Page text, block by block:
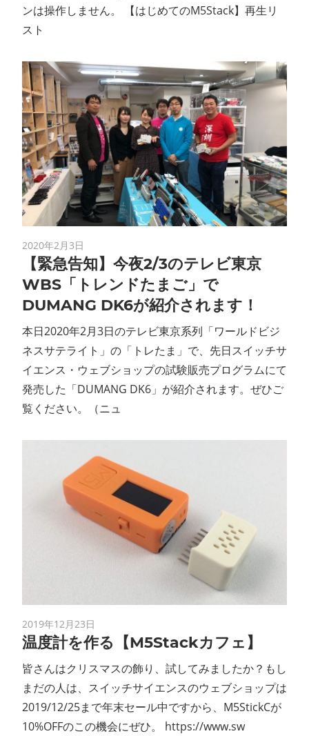
ンは操作しません。 【はじめてのM5Stack】再生リ
スト
2020年2月3日
【緊急告知】今夜2/3のテレビ東京
WBS「トレンドたまご」で
DUMANG DK6が紹介されます！
本日2020年2月3日のテレビ東京系列「ワールドビジ
ネスサテライト」の「トレたま」で、先日スイッチサ
イエンス・ウェブショップの試験販売プログラムにて
発売した「DUMANG DK6」が紹介されます。ぜひご
覧ください。（ニュ
2019年12月23日
温度計を作る 【M5Stackカフェ】
皆さんはクリスマスの飾り、試してみましたか？もし
まだの人は、スイッチサイエンスのウェブショップは
2019/12/25まで年末セール中ですから、M5StickCが
10%OFFのこの機会にぜひ。 https://www.sw